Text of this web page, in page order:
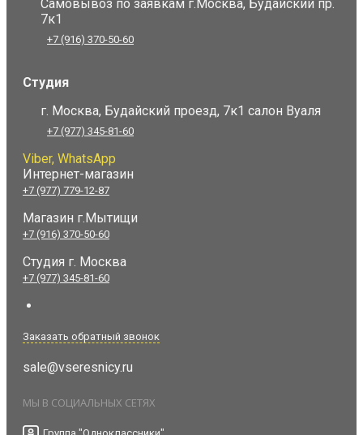
Самовывоз по заявкам г.Москва, Будайский пр.
7к1
+7 (916) 370-50-60
Студия
г. Москва, Будайский проезд, 7к1 салон Вуаля
+7 (977) 345-81-60
Viber, WhatsApp
Интернет-магазин
+7 (977) 779-12-87
Магазин г.Мытищи
+7 (916) 370-50-60
Студия г. Москва
+7 (977) 345-81-60
Заказать обратный звонок
sale@vseresnicy.ru
МЫ В СОЦИАЛЬНЫХ СЕТЯХ